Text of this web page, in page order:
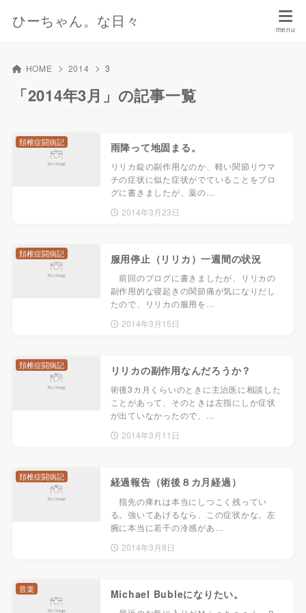
ひーちゃん。な日々
HOME 2014 3
「2014年3月」の記事一覧
雨降って地固まる。
リリカ錠の副作用なのか、軽い関節リウマ
チの症状に似た症状がでていることをブロ
グに書きましたが、薬の…
2014年3月23日
頚椎症闘病記
服用停止（リリカ）一週間の状況
前回のブログに書きましたが、リリカの
副作用的な寝起きの関節痛が気になりだし
たので、リリカの服用を…
2014年3月15日
頚椎症闘病記
リリカの副作用なんだろうか？
術後3カ月くらいのときに主治医に相談した
ことがあって、そのときは左指にしか症状
が出ていなかったので、…
2014年3月11日
頚椎症闘病記
経過報告（術後８カ月経過）
指先の痺れは本当にしつこく残ってい
る。強いてあげるなら、この症状かな。左
腕に本当に若干の冷感があ…
2014年3月8日
頚椎症闘病記
Michael Bubleになりたい。
音楽